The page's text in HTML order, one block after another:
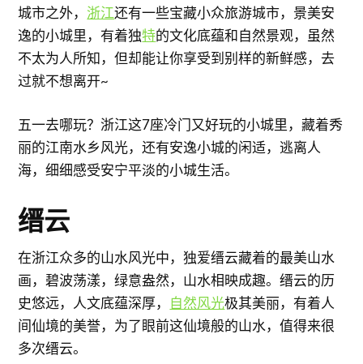
城市之外， 浙江还有一些宝藏小众旅游城市，景美安
逸的小城里，有着独特的文化底蕴和自然景观，虽然
不太为人所知，但却能让你享受到别样的新鲜感，去
过就不想离开~
五一去哪玩？浙江这7座冷门又好玩的小城里，藏着秀
丽的江南水乡风光，还有安逸小城的闲适，逃离人
海，细细感受安宁平淡的小城生活。
缙云
在浙江众多的山水风光中，独爱缙云藏着的最美山水
画，碧波荡漾，绿意盎然，山水相映成趣。缙云的历
史悠远，人文底蕴深厚， 自然风光极其美丽，有着人
间仙境的美誉，为了眼前这仙境般的山水，值得来很
多次缙云。